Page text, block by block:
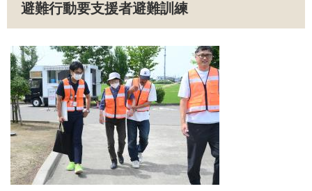
避難行動要支援者避難訓練